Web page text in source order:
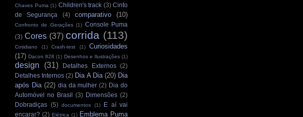
Chaves Puma (1) Children's track (3) Cinto
de Segurança
(4) comparativo (10)
Confronto de Gerações (1) Console Puma
(3) Cores (37) corrida (113)
Cotidiano (1) Crash-test (1)
Curiosidades
(17) Dacon 828 (1) Desenhos e Ilustrações (1)
design (31) Detalhes Externos (2)
Detalhes Internos (2) Dia A Dia (20) Dia
após Dia (22) dia da mulher (2) Dia do
Automóvel no Brasil
(3) Dimensões (2)
Dobradiças (5) documentos (1)
E aí vai
encarar? (2) Elétrica (1) Emblema Puma